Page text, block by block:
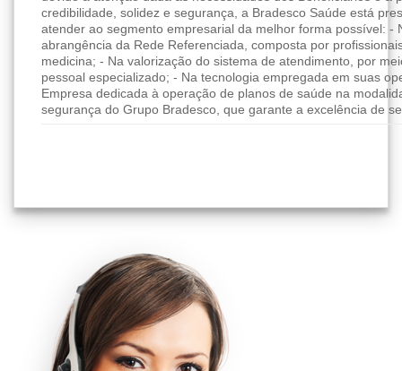
credibilidade, solidez e segurança, a Bradesco Saúde está
atender ao segmento empresarial da melhor forma possível:
abrangência da Rede Referenciada, composta por
medicina; - Na valorização do sistema de atendimento, por
pessoal especializado; - Na tecnologia empregada em suas
Empresa dedicada à operação de planos de saúde na
segurança do Grupo Bradesco, que garante a excelência de